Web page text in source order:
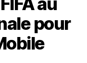
pour